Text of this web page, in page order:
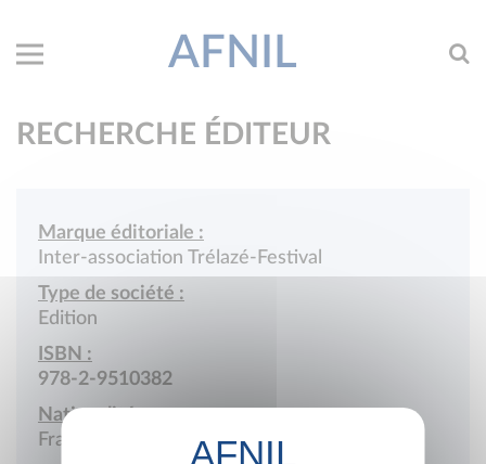
AFNIL
RECHERCHE ÉDITEUR
Marque éditoriale :
Inter-association Trélazé-Festival
Type de société :
Edition
ISBN :
978-2-9510382
Nationalité :
France